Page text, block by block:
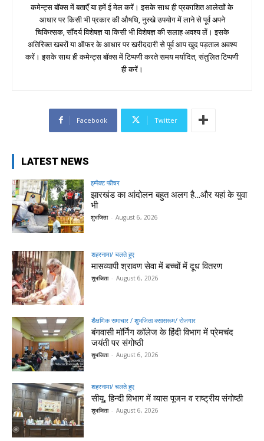
कमेन्ट्स बॉक्स में बताएँ या हमें ई मेल करें। इसके साथ ही प्रकाशित आलेखों के
आधार पर किसी भी प्रकार की औषधि, नुस्खे उपयोग में लाने से पूर्व अपने
चिकित्सक, सौंदर्य विशेषज्ञ या किसी भी विशेषज्ञ की सलाह अवश्य लें। इसके
अतिरिक्त खबरों या ऑफर के आधार पर खरीददारी से पूर्व आप खुद पड़ताल अवश्य
करें। इसके साथ ही कमेन्ट्स बॉक्स में टिप्पणी करते समय मर्यादित, संतुलित टिप्पणी
ही करें।
Facebook Twitter
LATEST NEWS
इम्पैक्ट फीचर
झारखंड का आंदोलन बहुत अलग है…और यहां के युवा
भी
शुभजिता - August 6, 2026
शहरनामा/ चलते हुए
मासव्यापी श्रावण सेवा में बच्चों में दूध वितरण
शुभजिता - August 6, 2026
शैक्षणिक समाचार / शुभजिता क्सासरूम/ रोजगार
बंगवासी मॉर्निंग कॉलेज के हिंदी विभाग में प्रेमचंद
जयंती पर संगोष्ठी
शुभजिता - August 6, 2026
शहरनामा/ चलते हुए
सीयू, हिन्दी विभाग में व्यास पूजन व राष्ट्रीय संगोष्ठी
शुभजिता - August 6, 2026